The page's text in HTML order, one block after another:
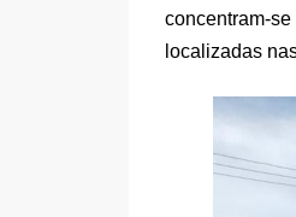
concentram-
localizadas